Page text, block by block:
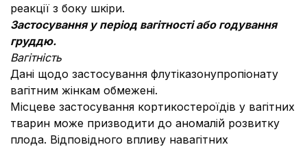
реакції з боку шкіри.
Застосування у період вагітності або годування
груддю.
Вагітність
Дані щодо застосування флутіказонупропіонату
вагітним жінкам обмежені.
Місцеве застосування кортикостероїдів у вагітних
тварин може призводити до аномалій розвитку
плода. Відповідного впливу навагітних